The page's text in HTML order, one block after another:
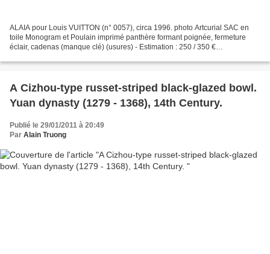
ALAIA pour Louis VUITTON (n° 0057), circa 1996. photo Artcurial SAC en
toile Monogram et Poulain imprimé panthère formant poignée, fermeture
éclair, cadenas (manque clé) (usures) - Estimation : 250 / 350 €
A Cizhou-type russet-striped black-glazed bowl.
Yuan dynasty (1279 - 1368), 14th Century.
Publié le 29/01/2011 à 20:49
Par Alain Truong